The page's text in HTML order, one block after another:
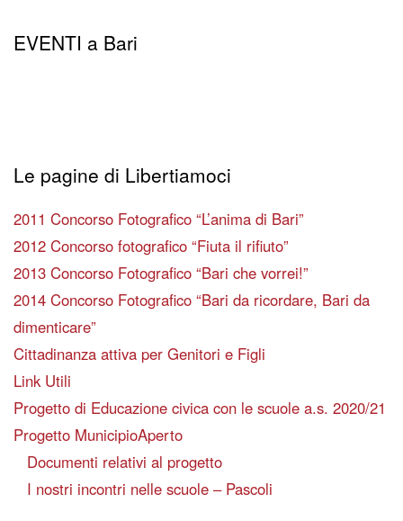
EVENTI a Bari
Le pagine di Libertiamoci
2011 Concorso Fotografico “L’anima di Bari”
2012 Concorso fotografico “Fiuta il rifiuto”
2013 Concorso Fotografico “Bari che vorrei!”
2014 Concorso Fotografico “Bari da ricordare, Bari da
dimenticare”
Cittadinanza attiva per Genitori e Figli
Link Utili
Progetto di Educazione civica con le scuole a.s. 2020/21
Progetto MunicipioAperto
Documenti relativi al progetto
I nostri incontri nelle scuole – Pascoli